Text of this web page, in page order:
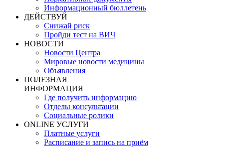
Информационный бюллетень
ДЕЙСТВУЙ
Снижай риск
Пройди тест на ВИЧ
НОВОСТИ
Новости Центра
Мировые новости медицины
Объявления
ПОЛЕЗНАЯ
ИНФОРМАЦИЯ
Где получить информацию
Отделы консультации
Социальные ролики
ONLINE УСЛУГИ
Платные услуги
Расписание и запись на приём